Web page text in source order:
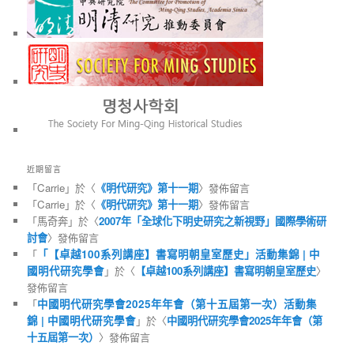
近期留言
「Carrie」於〈 《明代研究》第十一期〉發佈留言
「Carrie」於〈 《明代研究》第十一期〉發佈留言
「馬奇奔」於〈2007年「全球化下明史研究之新視野」國際學術研
討會〉發佈留言
「 「【卓越100系列講座】書寫明朝皇室歷史」活動集錦 | 中
國明代研究學會」於〈 【卓越100系列講座】書寫明朝皇室歷史〉
發佈留言
「中國明代研究學會2025年年會（第十五屆第一次）活動集
錦 | 中國明代研究學會」於〈中國明代研究學會2025年年會（第
十五屆第一次） 〉發佈留言